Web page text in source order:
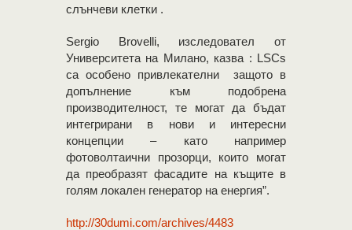
слънчеви клетки .
Sergio Brovelli, изследовател от
Университета на Милано, казва : LSCs
са особено привлекателни защото в
допълнение към подобрена
производителност, те могат да бъдат
интегрирани в нови и интересни
концепции – като например
фотоволтаични прозорци, които могат
да преобразят фасадите на къщите в
голям локален генератор на енергия”.
http://30dumi.com/archives/4483